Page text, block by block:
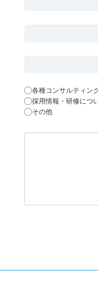
各種コンサルティン
採用情報・研修につ
その他